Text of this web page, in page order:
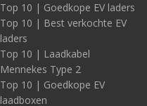
Top 10 | Goedkope EV laders
Top 10 | Best verkochte EV
laders
Top 10 | Laadkabel
Mennekes Type 2
Top 10 | Goedkope EV
laadboxen